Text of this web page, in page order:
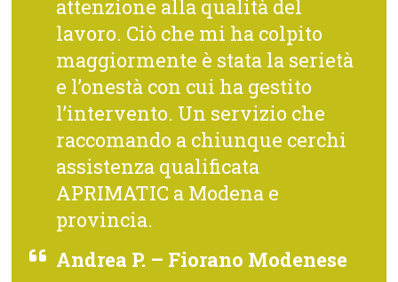
attenzione alla qualità del
lavoro. Ciò che mi ha colpito
maggiormente è stata la serietà
e l’onestà con cui ha gestito
l’intervento. Un servizio che
raccomando a chiunque cerchi
assistenza qualificata
APRIMATIC a Modena e
provincia.
Andrea P. – Fiorano Modenese